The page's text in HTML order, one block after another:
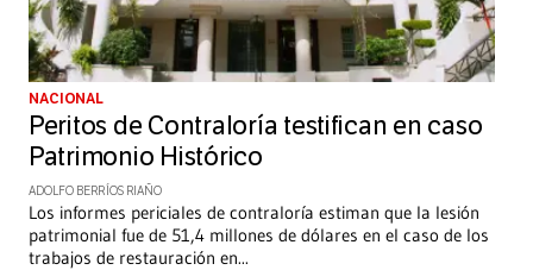
NACIONAL
Peritos de Contraloría testifican en caso
Patrimonio Histórico
ADOLFO BERRÍOS RIAÑO
Los informes periciales de contraloría estiman que la lesión
patrimonial fue de 51,4 millones de dólares en el caso de los
trabajos de restauración en...